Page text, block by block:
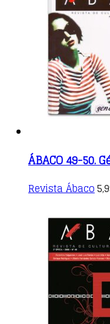
on
the
ÁBACO 49-50.
Revista Ábaco
be
on
the